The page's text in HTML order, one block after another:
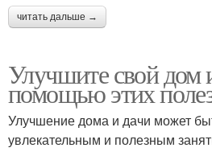
читать дальше →
Улучшите свой дом
помощью этих
Улучшение дома и дачи может
увлекательным и полезным